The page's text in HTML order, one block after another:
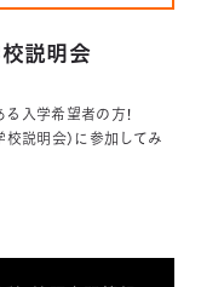
説明会
入学希望者の方！
説明会）に参加してみ